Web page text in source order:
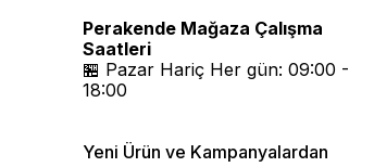
Perakende Mağaza Çalışma
Saatleri
🏪 Pazar Hariç Her gün: 09:00 -
18:00
Yeni Ürün ve Kampanyalardan